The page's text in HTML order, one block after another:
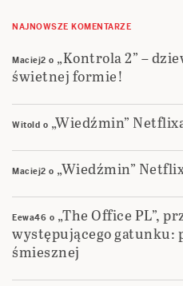
NAJNOWSZE KOMENTARZE
Maciej2 o „Kontrola 2” –
świetnej formie!
Witold o „Wiedźmin”
Maciej2 o „Wiedźmin”
Eewa46 o „The Office PL”,
występującego gatunku:
śmiesznej